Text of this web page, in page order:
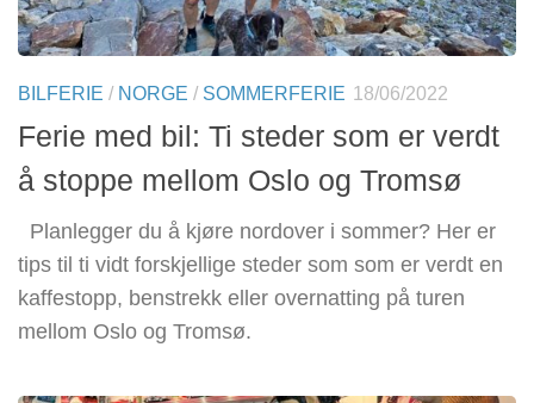
BILFERIE / NORGE / SOMMERFERIE 18/06/2022
Ferie med bil: Ti steder som er verdt
å stoppe mellom Oslo og Tromsø
Planlegger du å kjøre nordover i sommer? Her er
tips til ti vidt forskjellige steder som som er verdt en
kaffestopp, benstrekk eller overnatting på turen
mellom Oslo og Tromsø.